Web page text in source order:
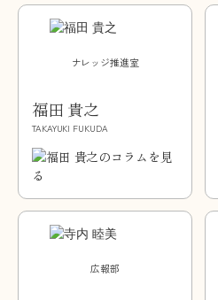
ナレッジ推進室
福田 貴之
TAKAYUKI FUKUDA
広報部